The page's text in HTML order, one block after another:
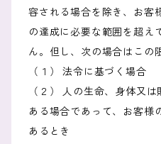
容される場合を除き、お客
の達成に必要な範囲を超え
ん。但し、次の場合はこの
（１） 法令に基づく場合
（２） 人の生命、身体又
ある場合であって、お客様
あるとき